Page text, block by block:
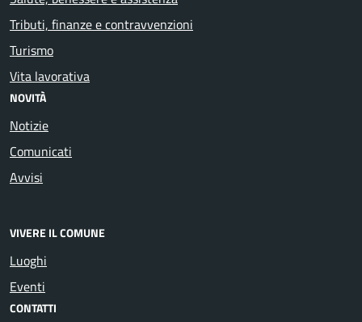
Tributi, finanze e contravvenzioni
Turismo
Vita lavorativa
NOVITÀ
Notizie
Comunicati
Avvisi
VIVERE IL COMUNE
Luoghi
Eventi
CONTATTI